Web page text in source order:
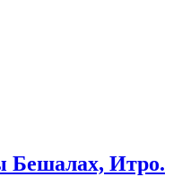
Бешалах, Итро.